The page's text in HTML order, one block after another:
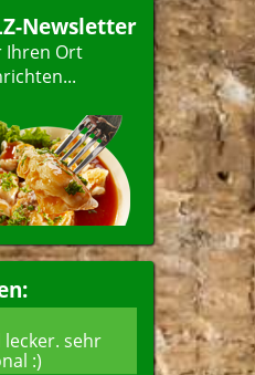
Newsletter
Ihren Ort
sehr
:)